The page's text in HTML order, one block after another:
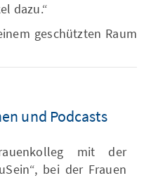
dazu.“
geschützten Raum
und Podcasts
mit der
bei der Frauen